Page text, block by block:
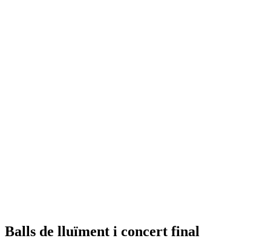
Balls de lluïment i concert final